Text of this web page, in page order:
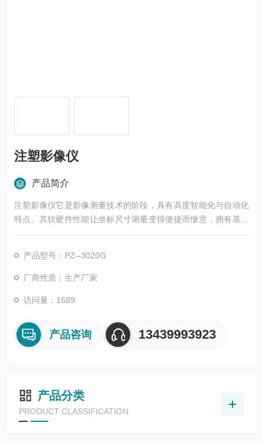
注塑影像仪
产品简介
注塑影像仪它是影像测量技术的阶段，具有高度智能化与自动化
特点。其软硬件性能让坐标尺寸测量变得便捷而惬意，拥有基于
机器视觉与过程控制的自动学习功能，依托数字化仪器高速而准
换、人工修正、灯光匹配等操作过程自学并记忆。
产品型号：PZ--3020G
厂商性质：生产厂家
访问量：1689
产品咨询 13439993923
产品分类
PRODUCT CLASSIFICATION